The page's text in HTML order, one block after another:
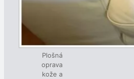
Plošná
oprava
kože a